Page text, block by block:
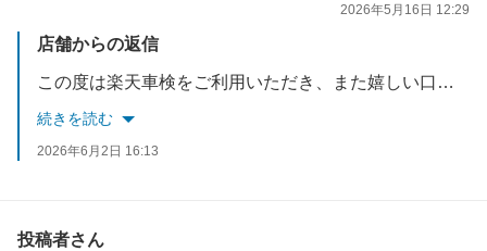
2026年5月16日 12:29
店舗からの返信
この度は楽天車検をご利用いただき、また嬉しい口コミをありがとうございます。初めてのご利用とのことでしたが、対応や説明について安心してお任せいただけたとのお言葉をいただき、大変嬉しく思います。今後も分かりやすく丁寧なご案内を心がけ、安心してご利用いただけるサービスを提供してまいります。またのご来店をスタッフ一同心よりお待ちしております。
続きを読む
2026年6月2日 16:13
投稿者さん